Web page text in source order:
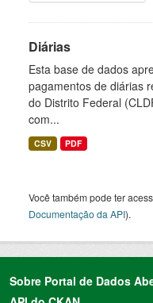
Diárias
Esta base de dados
pagamentos de diárias
do Distrito Federal
com...
CSV PDF
Você também pode ter
Documentação da API).
Sobre Portal de Dados